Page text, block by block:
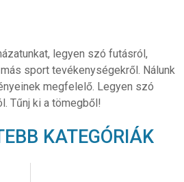
legyen szó futásról,
sport tevékenységekről. Nálunk
megfelelő. Legyen szó
Tűnj ki a tömegből!
KATEGÓRIÁK